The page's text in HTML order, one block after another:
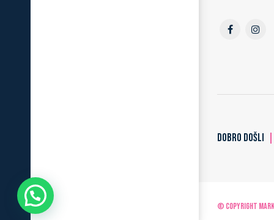
DOBRO DOŠLI
© Copyright